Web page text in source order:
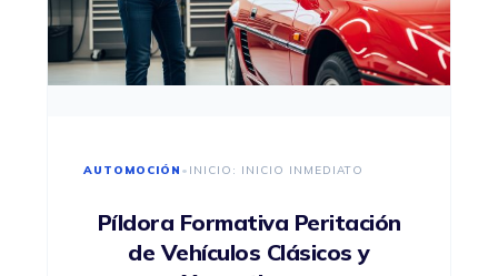
AUTOMOCIÓN • INICIO: INICIO INMEDIATO
Píldora Formativa Peritación
de Vehículos Clásicos y